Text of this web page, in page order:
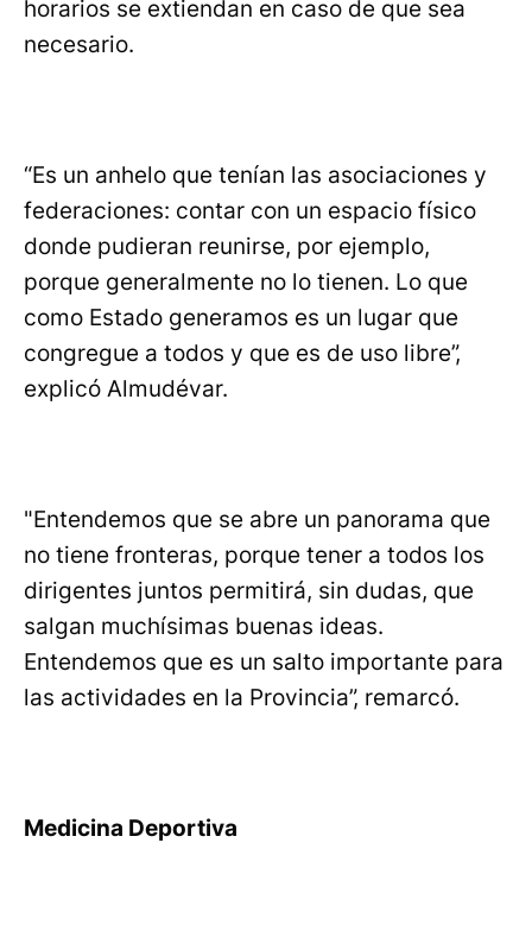
horarios se extiendan en caso de que sea
necesario.
“Es un anhelo que tenían las asociaciones y
federaciones: contar con un espacio físico
donde pudieran reunirse, por ejemplo,
porque generalmente no lo tienen. Lo que
como Estado generamos es un lugar que
congregue a todos y que es de uso libre”,
explicó Almudévar.
"Entendemos que se abre un panorama que
no tiene fronteras, porque tener a todos los
dirigentes juntos permitirá, sin dudas, que
salgan muchísimas buenas ideas.
Entendemos que es un salto importante para
las actividades en la Provincia”, remarcó.
Medicina Deportiva